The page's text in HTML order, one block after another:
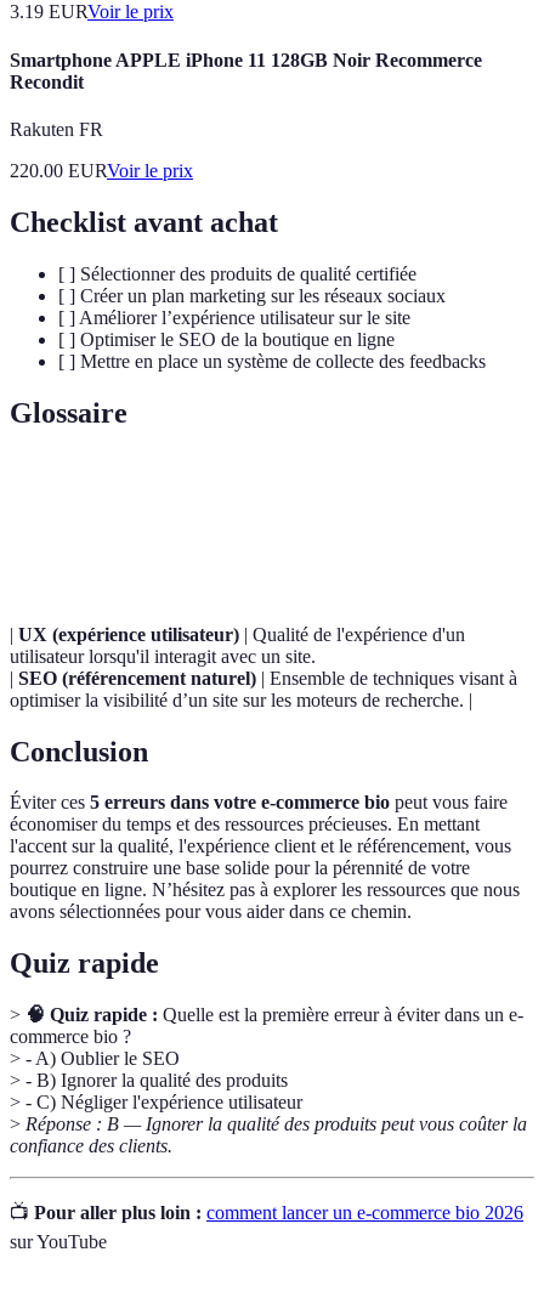
3.19 EURVoir le prix
Smartphone APPLE iPhone 11 128GB Noir Recommerce
Recondit
Rakuten FR
220.00 EURVoir le prix
Checklist avant achat
[ ] Sélectionner des produits de qualité certifiée
[ ] Créer un plan marketing sur les réseaux sociaux
[ ] Améliorer l’expérience utilisateur sur le site
[ ] Optimiser le SEO de la boutique en ligne
[ ] Mettre en place un système de collecte des feedbacks
Glossaire
| UX (expérience utilisateur) | Qualité de l'expérience d'un
utilisateur lorsqu'il interagit avec un site.
| SEO (référencement naturel) | Ensemble de techniques visant à
optimiser la visibilité d’un site sur les moteurs de recherche. |
Conclusion
Éviter ces 5 erreurs dans votre e-commerce bio peut vous faire
économiser du temps et des ressources précieuses. En mettant
l'accent sur la qualité, l'expérience client et le référencement, vous
pourrez construire une base solide pour la pérennité de votre
boutique en ligne. N’hésitez pas à explorer les ressources que nous
avons sélectionnées pour vous aider dans ce chemin.
Quiz rapide
> 🧠 Quiz rapide : Quelle est la première erreur à éviter dans un e-
commerce bio ?
> - A) Oublier le SEO
> - B) Ignorer la qualité des produits
> - C) Négliger l'expérience utilisateur
> Réponse : B — Ignorer la qualité des produits peut vous coûter la
confiance des clients.
📺 Pour aller plus loin : comment lancer un e-commerce bio 2026
sur YouTube